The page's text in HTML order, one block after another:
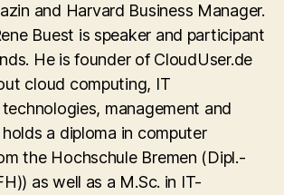
and Harvard Business Manager.
Buest is speaker and participant
He is founder of CloudUser.de
cloud computing, IT
management and
a diploma in computer
the Hochschule Bremen (Dipl.-
as well as a M.Sc. in IT-